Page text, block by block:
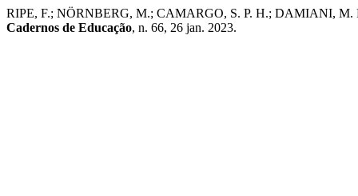
RIPE, F.; NÖRNBERG, M.; CAMARGO, S. P. H.; DAMIANI, M.
Cadernos de Educação, n. 66, 26 jan. 2023.